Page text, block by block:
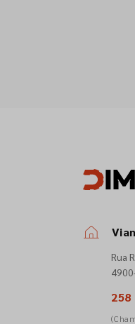
Rua
258